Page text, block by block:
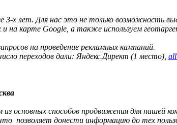
3-х лет. Для нас это не только возможность
на карте Google, а также используем
на проведение рекламных кампаний.
переходов дали: Яндекс.Директ (1 место),
основных способов продвижения для нашей
позволяет донести информацию до тех